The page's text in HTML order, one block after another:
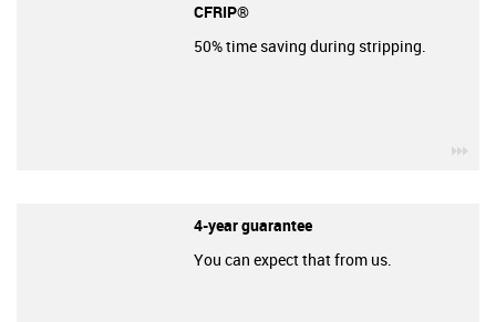
CFRIP®
50% time saving during stripping.
4-year guarantee
You can expect that from us.